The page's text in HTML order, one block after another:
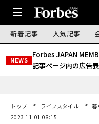
新着記事 人気記事
NEWS
Forbes JAPAN
記事ページ内の広告
トップ ライフスタイル 暮
2023.11.01 08:15